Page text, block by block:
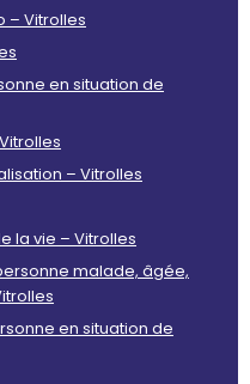
– Vitrolles
en situation de
– Vitrolles
la vie – Vitrolles
malade, âgée,
en situation de